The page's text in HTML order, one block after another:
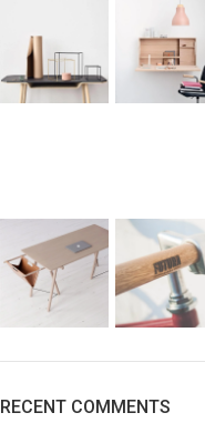
RECENT COMMENTS